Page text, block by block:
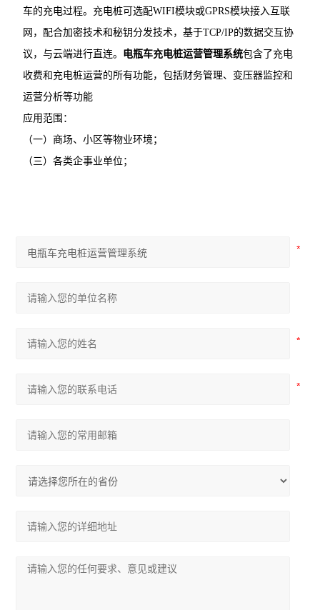
车的充电过程。充电桩可选配WIFI模块或GPRS模块接入互联
网，配合加密技术和秘钥分发技术，基于TCP/IP的数据交互协
议，与云端进行直连。 电瓶车充电桩运营管理系统包含了充电
收费和充电桩运营的所有功能，包括财务管理、变压器监控和
运营分析等功能
应用范围：
（一）商场、小区等物业环境；
（三）各类企事业单位；